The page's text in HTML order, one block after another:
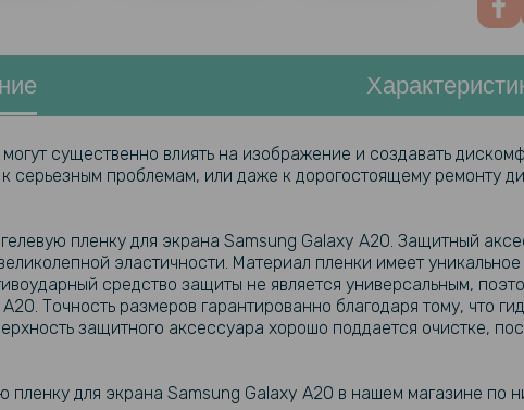
существенно влиять на изображение и создавать
серьезным проблемам, или даже к дорогостоящему ремонту
пленку для экрана Samsung Galaxy A20. Защитный
эластичности. Материал пленки имеет
средство защиты не является универсальным,
Точность размеров гарантированно благодаря тому, что
защитного аксессуара хорошо поддается очистке,
пленку для экрана Samsung Galaxy A20 в нашем магазине по